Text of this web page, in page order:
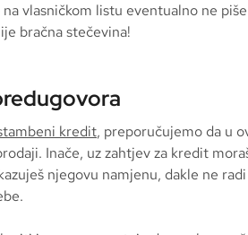
vlasničkom listu eventualno ne
bračna stečevina!
kredit, preporučujemo da u
Inače, uz zahtjev za kredit
njegovu namjenu, dakle ne